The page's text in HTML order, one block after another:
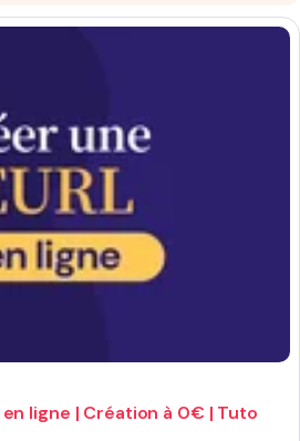
ligne | Création à 0€ | Tuto